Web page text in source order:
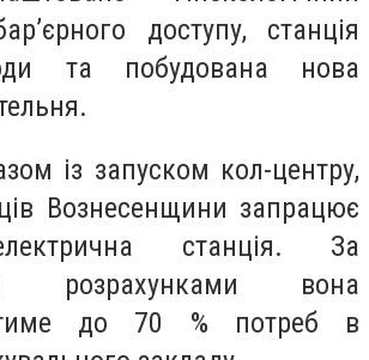
доступу, станція
та побудована нова
із запуском кол-центру,
Вознесенщини запрацює
станція. За
розрахунками вона
до 70 % потреб в